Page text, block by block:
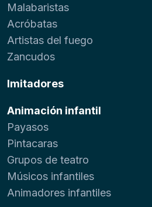
Malabaristas
Acróbatas
Artistas del fuego
Zancudos
Imitadores
Animación infantil
Payasos
Pintacaras
Grupos de teatro
Músicos infantiles
Animadores infantiles